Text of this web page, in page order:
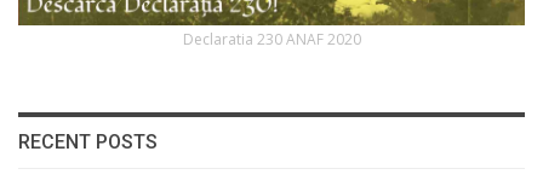
Declaratia 230 ANAF 2020
RECENT POSTS